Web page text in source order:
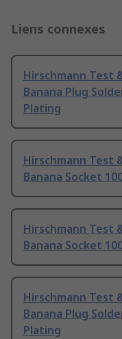
Liens connexes
Hirschmann Test
Banana Plug
Plating
Hirschmann Test
Banana Socket
Hirschmann Test
Banana Socket
Hirschmann Test
Banana Plug
Plating